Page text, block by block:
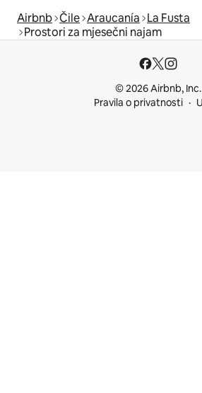
Airbnb Čile Araucanía La Fusta
Prostori za mjesečni najam
© 2026 Airbnb, Inc.
Pravila o privatnosti